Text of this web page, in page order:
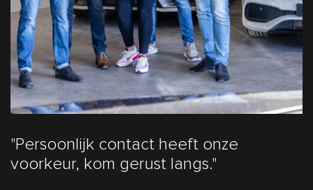
"Persoonlijk contact heeft onze
voorkeur, kom gerust langs."